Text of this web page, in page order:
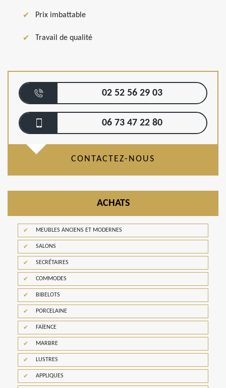
Prix imbattable
Travail de qualité
02 52 56 29 03
06 73 47 22 80
CONTACTEZ-NOUS
ACHATS
MEUBLES ANCIENS ET MODERNES
SALONS
SECRÉTAIRES
COMMODES
BIBELOTS
PORCELAINE
FAÏENCE
MARBRE
LUSTRES
APPLIQUES